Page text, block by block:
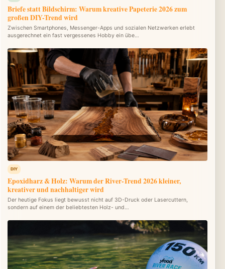
Briefe statt Bildschirm: Warum kreative Papeterie 2026 zum
großen DIY-Trend wird
Zwischen Smartphones, Messenger-Apps und sozialen Netzwerken erlebt
ausgerechnet ein fast vergessenes Hobby ein übe…
DIY
Epoxidharz & Holz: Warum der River-Trend 2026 kleiner,
kreativer und nachhaltiger wird
Der heutige Fokus liegt bewusst nicht auf 3D-Druck oder Lasercuttern,
sondern auf einem der beliebtesten Holz- und…